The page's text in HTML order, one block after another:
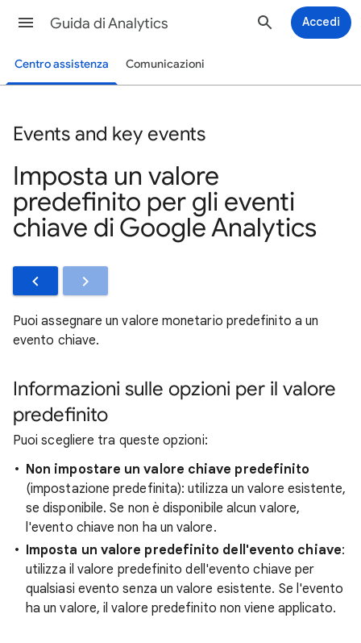
Guida di Analytics Accedi
Centro assistenza Comunicazioni
Events and key events
Imposta un valore
predefinito per gli eventi
chiave di Google Analytics
Puoi assegnare un valore monetario predefinito a un
evento chiave.
Informazioni sulle opzioni per il valore
predefinito
Puoi scegliere tra queste opzioni:
Non impostare un valore chiave predefinito
(impostazione predefinita): utilizza un valore esistente,
se disponibile. Se non è disponibile alcun valore,
l'evento chiave non ha un valore.
Imposta un valore predefinito dell'evento chiave:
utilizza il valore predefinito dell'evento chiave per
qualsiasi evento senza un valore esistente. Se l'evento
ha un valore, il valore predefinito non viene applicato.